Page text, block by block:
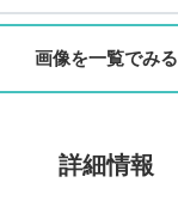
画像を一覧でみる
詳細情報